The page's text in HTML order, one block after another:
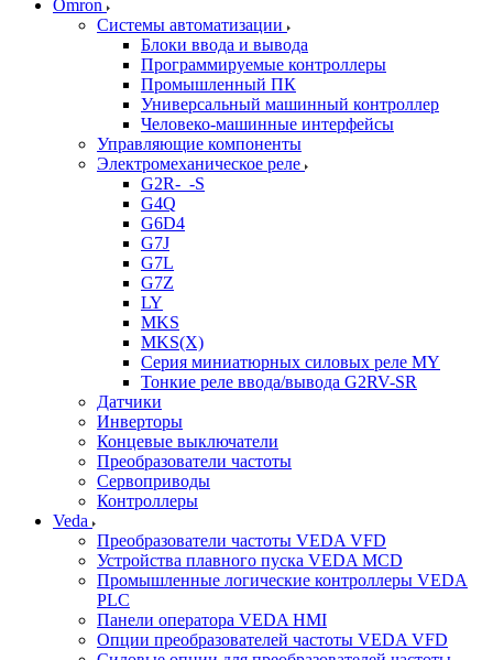
Omron
Системы автоматизации
Блоки ввода и вывода
Программируемые контроллеры
Промышленный ПК
Универсальный машинный контроллер
Человеко-машинные интерфейсы
Управляющие компоненты
Электромеханическое реле
G2R-_-S
G4Q
G6D4
G7J
G7L
G7Z
LY
MKS
MKS(X)
Серия миниатюрных силовых реле MY
Тонкие реле ввода/вывода G2RV-SR
Датчики
Инверторы
Концевые выключатели
Преобразователи частоты
Сервоприводы
Контроллеры
Veda
Преобразователи частоты VEDA VFD
Устройства плавного пуска VEDA MCD
Промышленные логические контроллеры VEDA
PLC
Панели оператора VEDA HMI
Опции преобразователей частоты VEDA VFD